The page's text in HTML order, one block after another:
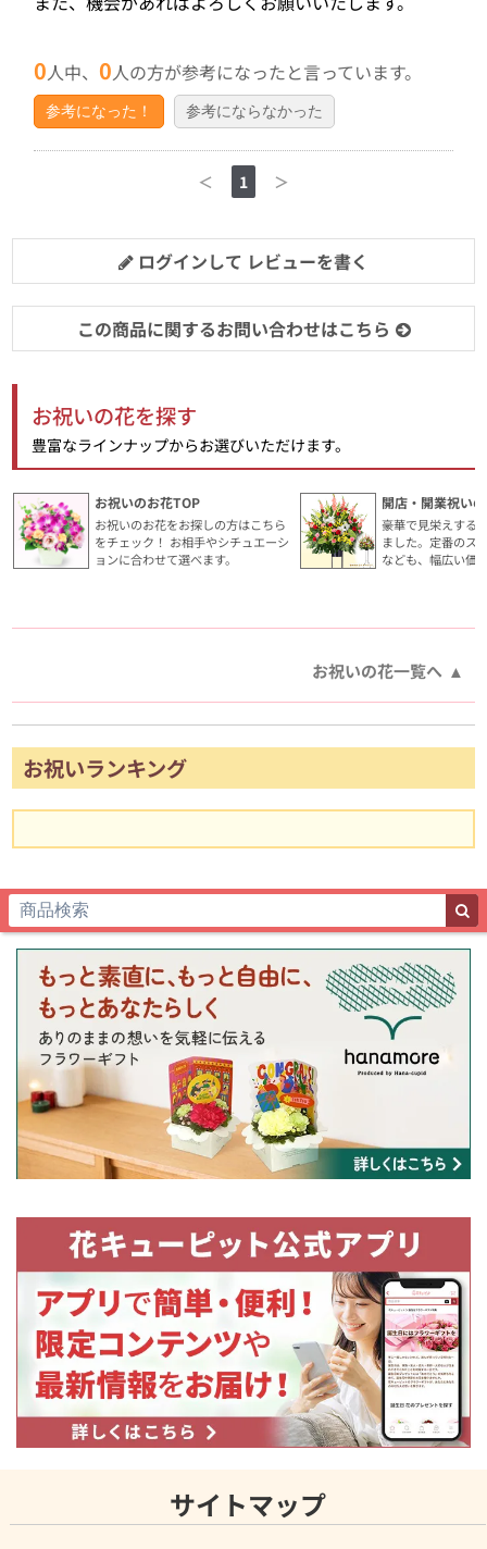
0人中、0人の方が参考になったと言っています。
参考になった！ 参考にならなかった
＜ 1 ＞
ログインして レビューを書く
この商品に関するお問い合わせはこちら
お祝いの花を探す
豊富なラインナップからお選びいただけます。
お祝いのお花TOP
お祝いのお花をお探しの方はこちら
をチェック！ お相手やシチュエーシ
ョンに合わせて選べます。
開店・開業祝い
豪華で見栄えする
ました。定番のス
なども、幅広い価
お祝いの花一覧へ
お祝いランキング
サイトマップ